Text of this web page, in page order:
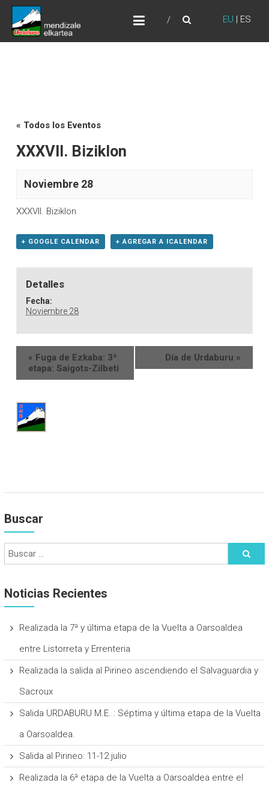
Skip
content
EU | ES
URDABURU
Grupo de Montaña
« Todos los Eventos
XXXVII. Biziklon
Noviembre 28
XXXVII. Biziklon
+ GOOGLE CALENDAR + AGREGAR A ICALENDAR
Detalles
Fecha:
Noviembre 28
« Fuga de Ezkaba: 3ª
etapa: Saigots-Zilbeti
Día de Urdaburu »
Buscar
Noticias Recientes
Realizada la 7ª y última etapa de la Vuelta a Oarsoaldea
entre Listorreta y Errenteria
Realizada la salida al Pirineo ascendiendo el Salvaguardia y
Sacroux
Salida URDABURU M.E. : Séptima y última etapa de la Vuelta
a Oarsoaldea.
Salida al Pirineo: 11-12 julio
Realizada la 6ª etapa de la Vuelta a Oarsoaldea entre el